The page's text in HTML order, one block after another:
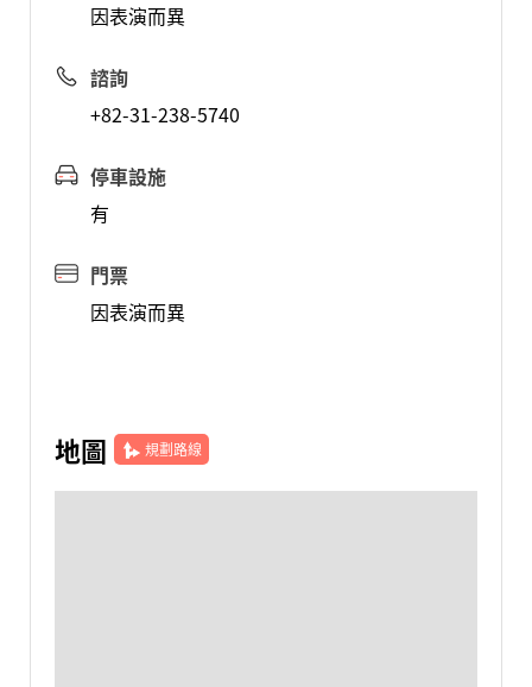
因表演而異
諮詢
+82-31-238-5740
停車設施
有
門票
因表演而異
地圖 規劃路線